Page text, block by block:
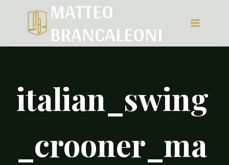
MATTEO
BRANCALEONI
italian_swing
_crooner_ma